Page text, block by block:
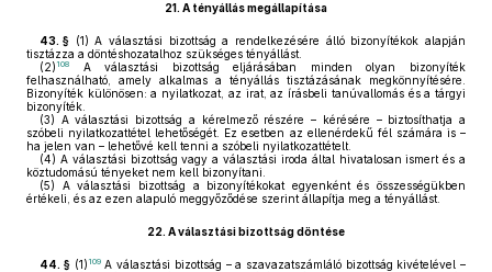
21. A tényállás megállapítása
43. § (1) A választási bizottság a rendelkezésére álló bizonyítékok alapján
tisztázza a döntéshozatalhoz szükséges tényállást.
(2) 108
A választási bizottság eljárásában minden olyan bizonyíték
felhasználható, amely alkalmas a tényállás tisztázásának megkönnyítésére.
Bizonyíték különösen: a nyilatkozat, az irat, az írásbeli tanúvallomás és a tárgyi
bizonyíték.
(3) A választási bizottság a kérelmező részére – kérésére – biztosíthatja a
szóbeli nyilatkozattétel lehetőségét. Ez esetben az ellenérdekű fél számára is –
ha jelen van – lehetővé kell tenni a szóbeli nyilatkozattételt.
(4) A választási bizottság vagy a választási iroda által hivatalosan ismert és a
köztudomású tényeket nem kell bizonyítani.
(5) A választási bizottság a bizonyítékokat egyenként és összességükben
értékeli, és az ezen alapuló meggyőződése szerint állapítja meg a tényállást.
22. A választási bizottság döntése
44. § (1) 109A választási bizottság – a szavazatszámláló bizottság kivételével –